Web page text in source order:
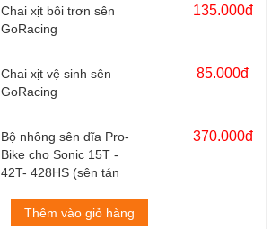
Chai xịt bôi trơn sên
GoRacing
135.000đ
Chai xịt vệ sinh sên
GoRacing
85.000đ
Bộ nhông sên dĩa Pro-
Bike cho Sonic 15T -
42T- 428HS (sên tán
370.000đ
Thêm vào giỏ hàng